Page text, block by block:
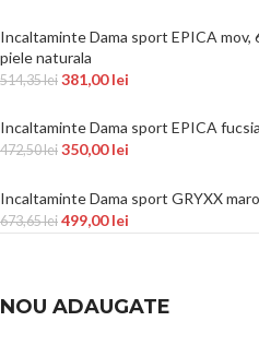
Incaltaminte Dama sport EPICA
piele naturala
514,35lei 381,00lei
Incaltaminte Dama sport EPICA
472,50lei 350,00lei
Incaltaminte Dama sport GRYXX
673,65lei 499,00lei
NOU ADAUGATE